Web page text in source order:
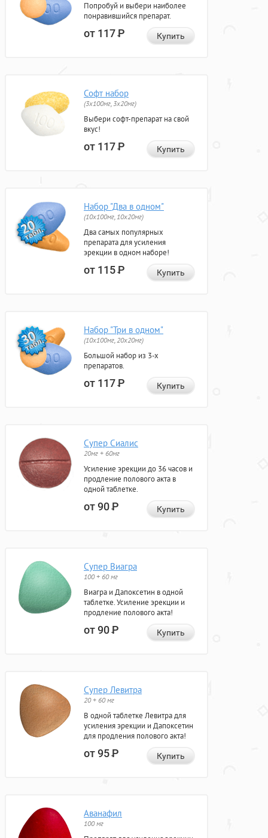
Попробуй и выбери наиболее
понравившийся препарат.
от 117Р Купить
Софт набор
(3x100мг, 3x20мг)
Выбери софт-препарат на свой
вкус!
от 117Р Купить
Набор "Два в одном"
(10x100мг, 10x20мг)
Два самых популярных
препарата для усиления
эрекции в одном наборе!
от 115Р Купить
Набор "Три в одном"
(10x100мг, 20x20мг)
Большой набор из 3-х
препаратов.
от 117Р Купить
Супер Сиалис
20мг + 60мг
Усиление эрекции до 36 часов и
продление полового акта в
одной таблетке.
от 90Р Купить
Супер Виагра
100 + 60 мг
Виагра и Дапоксетин в одной
таблетке. Усиление эрекции и
продление полового акта!
от 90Р Купить
Супер Левитра
20 + 60 мг
В одной таблетке Левитра для
усиления эрекции и Дапоксетин
для продления полового акта!
от 95Р Купить
Аванафил
100 мг